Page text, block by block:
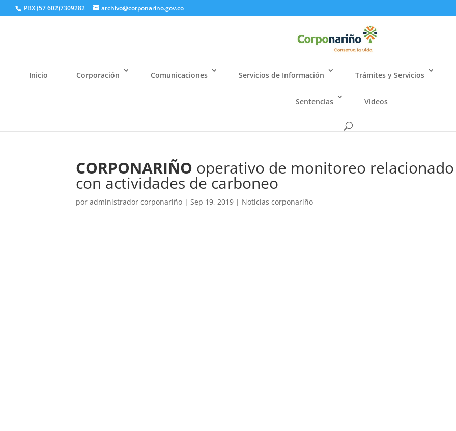
PBX (57 602)7309282 archivo@corponarino.gov.co
Inicio Corporación Comunicaciones Servicios de Información Trámites y Servicios
Sentencias Videos
CORPONARIÑO operativo de monitoreo relacionado
con actividades de carboneo
poradministrador corponariño |Sep 19, 2019 | Noticias corponariño